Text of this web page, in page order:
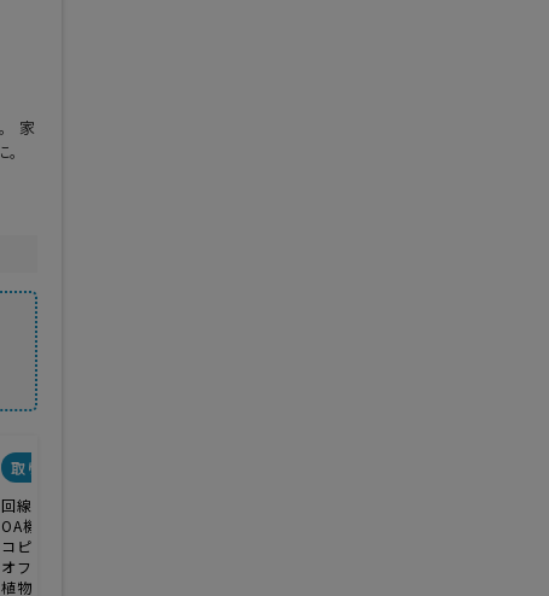
家
取り扱い商品・サービス
回線
OA機器
コピー機・複合機
オフィス移転
植物レンタル